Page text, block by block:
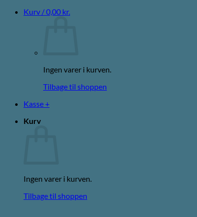
Kurv /0,00 kr.
Ingen varer i kurven.
Tilbage til shoppen
Kasse +
Kurv
Ingen varer i kurven.
Tilbage til shoppen